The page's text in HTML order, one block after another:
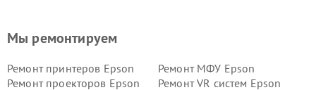
Мы ремонтируем
Ремонт принтеров Epson
Ремонт МФУ Epson
Ремонт проекторов Epson
Ремонт VR систем Epson